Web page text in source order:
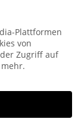
Plattformen
von
Zugriff auf